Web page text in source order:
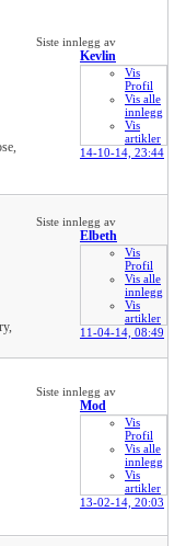
Siste innlegg av
Kevlin
Vis
Profil
Vis alle
innlegg
Vis
artikler
14-10-14, 23:44
Siste innlegg av
Elbeth
Vis
Profil
Vis alle
innlegg
Vis
artikler
11-04-14, 08:49
Siste innlegg av
Mod
Vis
Profil
Vis alle
innlegg
Vis
artikler
13-02-14, 20:03